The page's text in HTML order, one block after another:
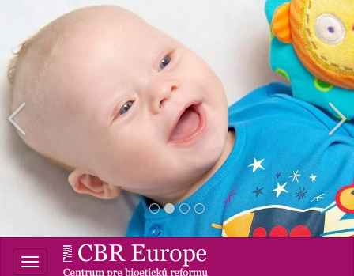
1 2 3 4
Prevenciou
postihnutia sú
vitamíny, nie potrat!